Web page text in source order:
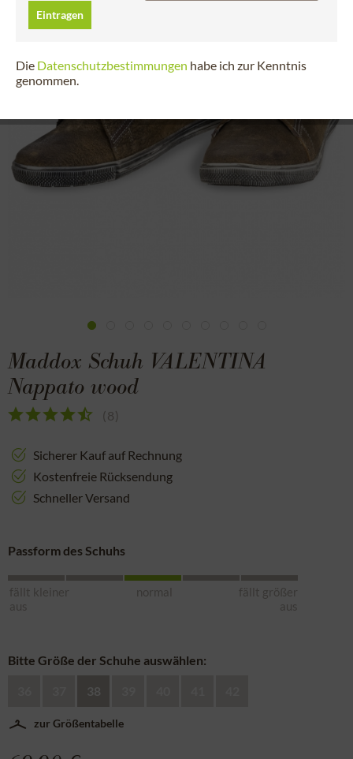
Maddox Schuh VALENTINA
Nappato wood
(8)
Sicherer Kauf auf Rechnung
Kostenfreie Rücksendung
Schneller Versand
Passform des Schuhs
fällt kleiner
aus
normal
fällt größer
aus
Bitte Größe der Schuhe auswählen:
38
zur Größentabelle
Eintragen
Die Datenschutzbestimmungen habe ich zur Kenntnis
genommen.